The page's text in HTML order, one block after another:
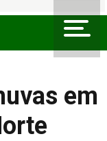
em